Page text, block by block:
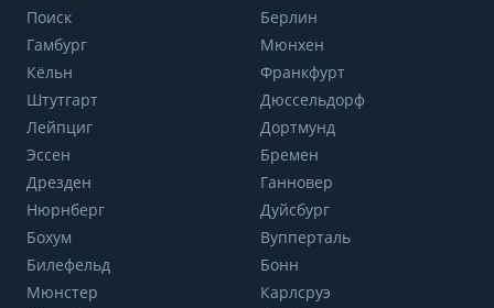
Поиск
Берлин
Гамбург
Мюнхен
Кёльн
Франкфурт
Штутгарт
Дюссельдорф
Лейпциг
Дортмунд
Эссен
Бремен
Дрезден
Ганновер
Нюрнберг
Дуйсбург
Бохум
Вупперталь
Билефельд
Бонн
Мюнстер
Карлсруэ